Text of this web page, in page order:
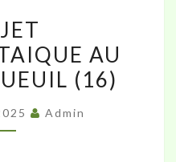
AU
AU
(16)
Admin